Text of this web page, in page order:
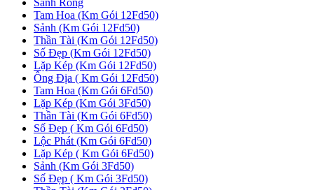
Tam Hoa (Km Gói 12Fd50)
Sảnh (Km Gói 12Fd50)
Thần Tài (Km Gói 12Fd50)
Số Đẹp (Km Gói 12Fd50)
Lặp Kép (Km Gói 12Fd50)
Ông Địa ( Km Gói 12Fd50)
Tam Hoa (Km Gói 6Fd50)
Lặp Kép (Km Gói 3Fd50)
Thần Tài (Km Gói 6Fd50)
Số Đẹp ( Km Gói 6Fd50)
Lộc Phát (Km Gói 6Fd50)
Lặp Kép ( Km Gói 6Fd50)
Sảnh (Km Gói 3Fd50)
Số Đẹp ( Km Gói 3Fd50)